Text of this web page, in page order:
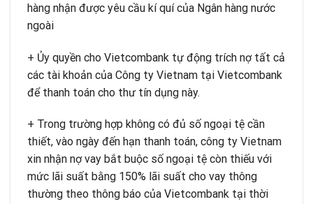
hàng nhận được yêu cầu kí quí của Ngân hàng nước
ngoài
+ Ủy quyền cho Vietcombank tự động trích nợ tất cả
các tài khoản của Công ty Vietnam tại Vietcombank
để thanh toán cho thư tín dụng này.
+ Trong trường hợp không có đủ số ngoại tệ cần
thiết, vào ngày đến hạn thanh toán, công ty Vietnam
xin nhận nợ vay bắt buộc số ngoại tệ còn thiếu với
mức lãi suất bằng 150% lãi suất cho vay thông
thường theo thông báo của Vietcombank tại thời